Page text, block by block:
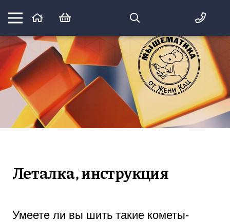
Математика вприпрыжку:
идеи и игры для детей и их родителей
Леталка, инструкция
Умеете ли вы шить такие кометы-